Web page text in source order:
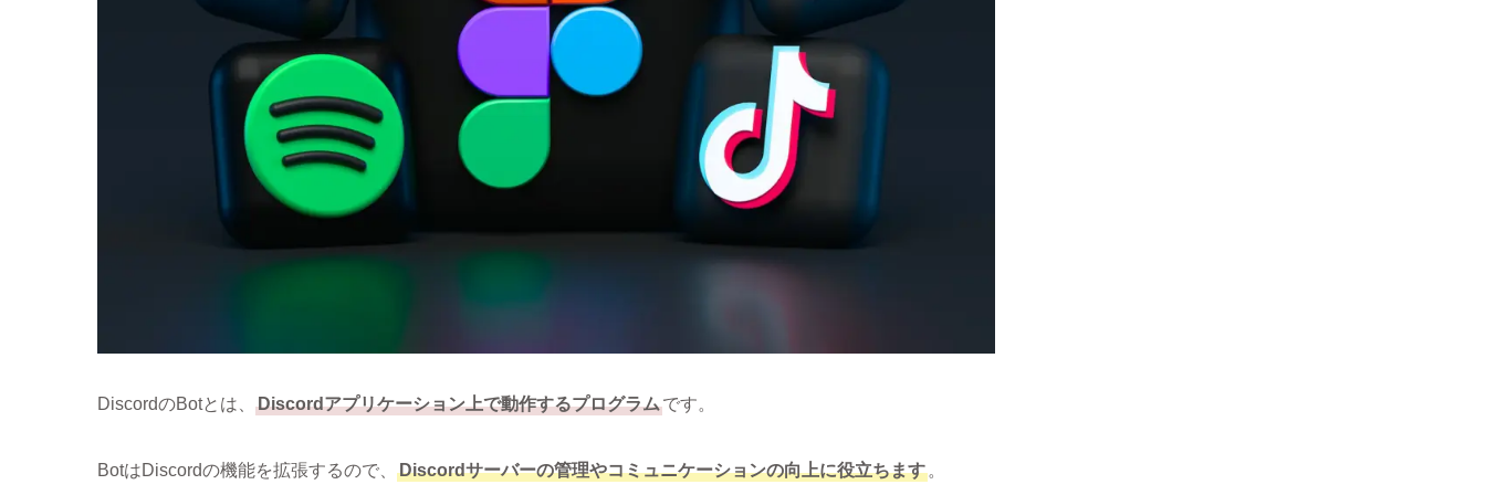
DiscordのBotとは、 Discordアプリケーション上で動作するプログラムです。
BotはDiscordの機能を拡張するので、 Discordサーバーの管理やコミュニケーションの向上に役立ちます 。